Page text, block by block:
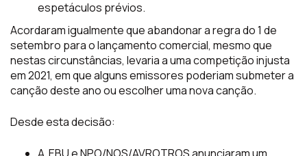
espetáculos prévios.
Acordaram igualmente que abandonar a regra do 1 de
setembro para o lançamento comercial, mesmo que
nestas circunstâncias, levaria a uma competição injusta
em 2021, em que alguns emissores poderiam submeter a
canção deste ano ou escolher uma nova canção.
Desde esta decisão: